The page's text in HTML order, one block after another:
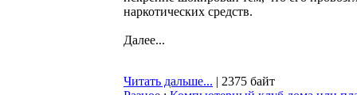
наркотических средств.
Далее...
Читать дальше... | 2375 байт